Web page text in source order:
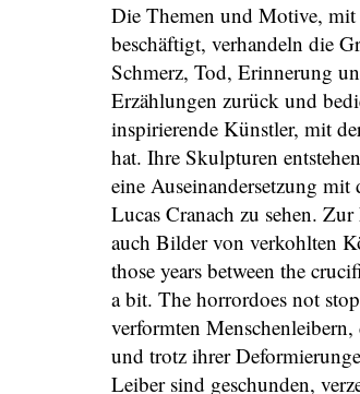
Die Themen und Motive,
beschäftigt, verhandeln die
Schmerz, Tod, Erinnerung
Erzählungen zurück und
inspirierende Künstler, mit
hat. Ihre Skulpturen
eine Auseinandersetzung mit
Lucas Cranach zu sehen.
auch Bilder von verkohlten
those years between the
a bit. The horrordoes not
verformten
und trotz ihrer
Leiber sind geschunden,